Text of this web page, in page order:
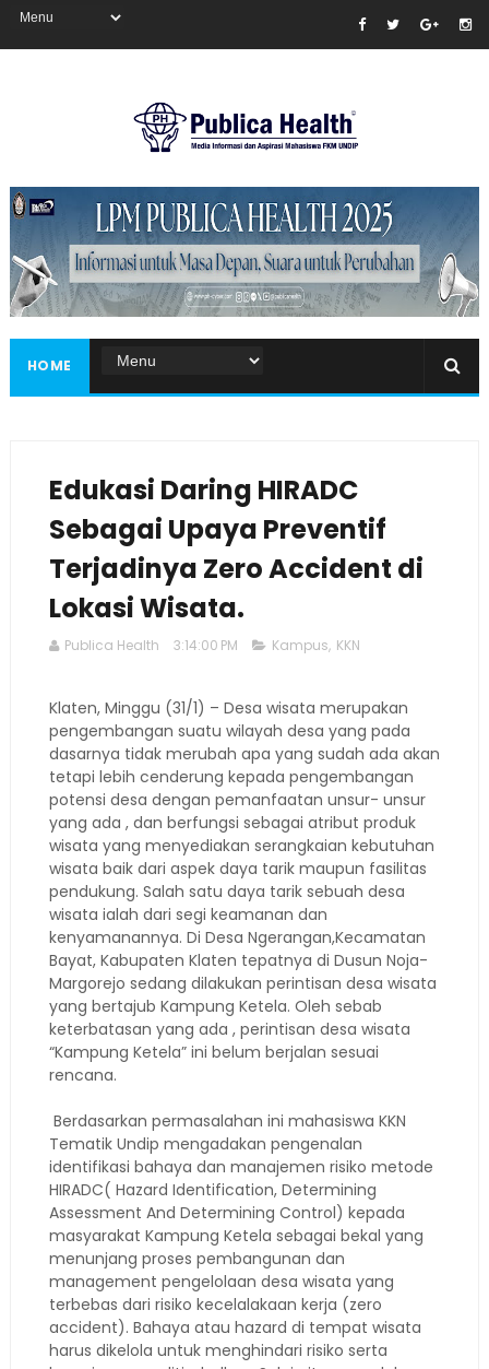
Masukkan iklan disini!
HOME
Edukasi Daring HIRADC
Sebagai Upaya Preventif
Terjadinya Zero Accident di
Lokasi Wisata.
Publica Health 3:14:00 PM Kampus, KKN
Klaten, Minggu (31/1) – Desa wisata merupakan
pengembangan suatu wilayah desa yang pada
dasarnya tidak merubah apa yang sudah ada akan
tetapi lebih cenderung kepada pengembangan
potensi desa dengan pemanfaatan unsur- unsur
yang ada , dan berfungsi sebagai atribut produk
wisata yang menyediakan serangkaian kebutuhan
wisata baik dari aspek daya tarik maupun fasilitas
pendukung. Salah satu daya tarik sebuah desa
wisata ialah dari segi keamanan dan
kenyamanannya. Di Desa Ngerangan,Kecamatan
Bayat, Kabupaten Klaten tepatnya di Dusun Noja-
Margorejo sedang dilakukan perintisan desa wisata
yang bertajub Kampung Ketela. Oleh sebab
keterbatasan yang ada , perintisan desa wisata
“Kampung Ketela” ini belum berjalan sesuai
rencana.
Berdasarkan permasalahan ini mahasiswa KKN
Tematik Undip mengadakan pengenalan
identifikasi bahaya dan manajemen risiko metode
HIRADC( Hazard Identification, Determining
Assessment And Determining Control) kepada
masyarakat Kampung Ketela sebagai bekal yang
menunjang proses pembangunan dan
management pengelolaan desa wisata yang
terbebas dari risiko kecelalakaan kerja (zero
accident). Bahaya atau hazard di tempat wisata
harus dikelola untuk menghindari risiko serta